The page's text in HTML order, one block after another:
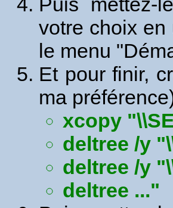
votre choix
le menu
Et pour finir,
ma
xcopy
deltree /y
deltree /y
deltree ..."